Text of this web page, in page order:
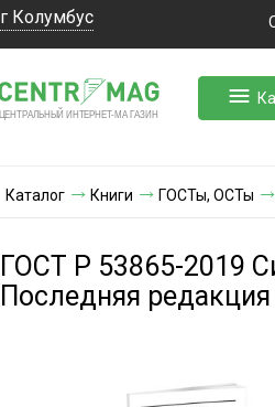
г Колумбус
ЦЕНТРАЛЬНЫЙ ИНТЕРНЕТ-МА ГАЗИН
Каталог Книги ГОСТы, ОСТы
ГОСТ Р 53865-2019
Последняя редакция